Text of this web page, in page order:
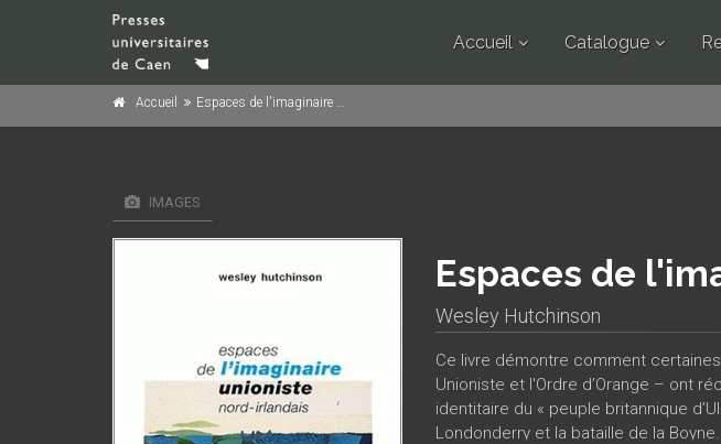
Accueil Catalogue
Accueil Espaces de l'imaginaire unioniste nord-irlandais
IMAGES
Espaces de
Wesley Hutchinson
Ce livre démontre comment
Unioniste et l'Ordre d’Orange – ont
identitaire du « peuple britannique
Londonderry et la bataille de la